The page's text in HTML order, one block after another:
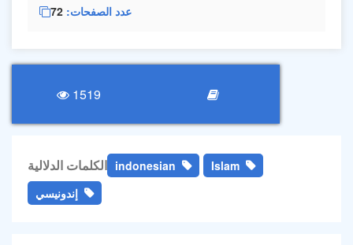
عدد الصفحات 72
1519
الكلمات الدلالية indonesian
Islam
إندونيسي